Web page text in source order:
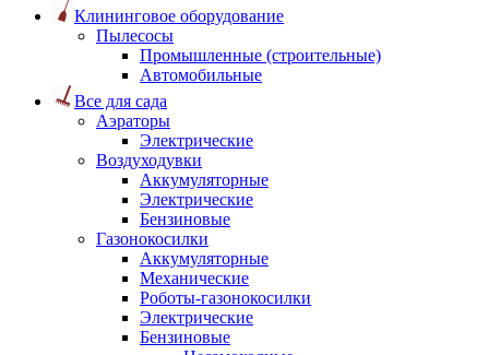
Клининговое оборудование
Пылесосы
Промышленные (строительные)
Автомобильные
Все для сада
Аэраторы
Электрические
Воздуходувки
Аккумуляторные
Электрические
Бензиновые
Газонокосилки
Аккумуляторные
Механические
Роботы-газонокосилки
Электрические
Бензиновые